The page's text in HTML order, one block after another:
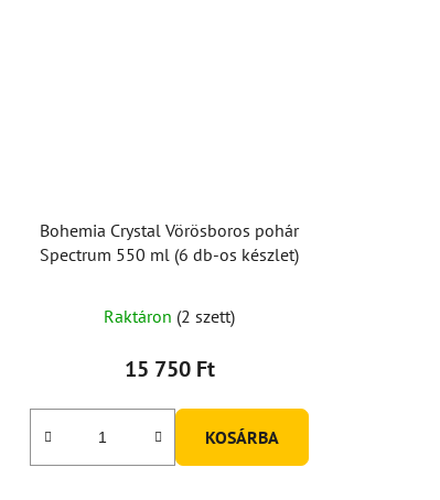
Bohemia Crystal Vörösboros pohár
Spectrum 550 ml (6 db-os készlet)
termék
átlagos
5-
Raktáron (2 szett)
15 750 Ft
KOSÁRBA